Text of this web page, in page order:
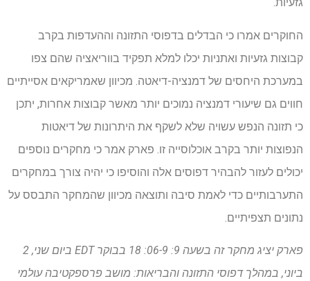
החוקרים אמרו כי הבדלים בדפוסי התזונה וההעדפות בקרב
קבוצות גזעיות ואתניות יכלו למלא תפקיד בווריאציה שהם צפו
במערכת היחסים של דמנציה-דיאטה. מכיוון שאמריקאים אסייתיים
חווים גם שיעורי דמנציה נמוכים יותר מאשר קבוצות אחרות, יתכן
כי תזונה הנפש עשויה שלא לשקף את היתרונות של דיאטות
הנפוצות יותר בקרב אוכלוסייה זו. פארק אמר כי מחקרים נוספים
יכולים לעזור להבהיר דפוסים אלה והוסיפו כי יהיה צורך במחקרים
התערבותיים כדי לאמת סיבה ותוצאה מכיוון שהמחקר התבסס על
נתונים תצפיתיים.
פארק יציג מחקר זה בשעה 9: 06-9: 18 בבוקר EDT ביום שני, 2
ביוני, במהלך דפוסי התזונה והבריאות: מושב פרספקטיבה עולמי